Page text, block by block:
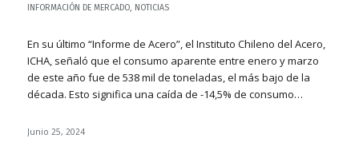
INFORMACIÓN DE MERCADO, NOTICIAS
En su último “Informe de Acero”, el Instituto Chileno del Acero,
ICHA, señaló que el consumo aparente entre enero y marzo
de este año fue de 538 mil de toneladas, el más bajo de la
década. Esto significa una caída de -14,5% de consumo…
Junio 25, 2024